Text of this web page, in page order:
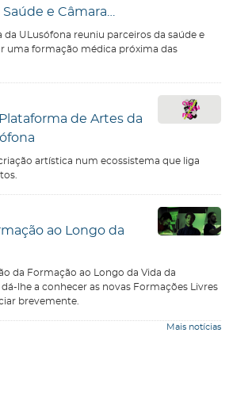
e Câmara
da ULusófona reuniu parceiros da saúde e
uma formação médica próxima das
de Artes da
artística num ecossistema que liga
ao Longo da
da Formação ao Longo da Vida da
lhe a conhecer as novas Formações Livres
brevemente.
Mais notícias